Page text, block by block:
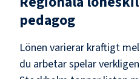
pedagog
Lönen varierar kraftigt
du arbetar spelar